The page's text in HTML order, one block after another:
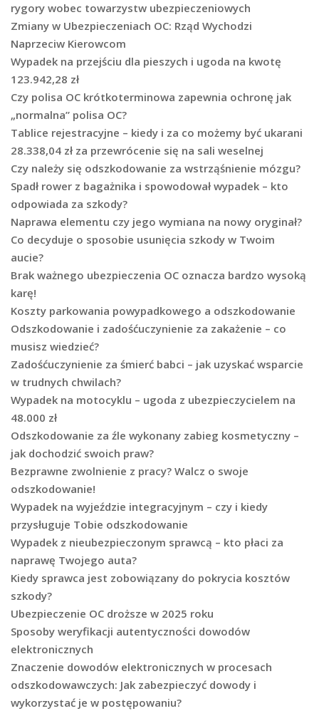
rygory wobec towarzystw ubezpieczeniowych
Zmiany w Ubezpieczeniach OC: Rząd Wychodzi
Naprzeciw Kierowcom
Wypadek na przejściu dla pieszych i ugoda na kwotę
123.942,28 zł
Czy polisa OC krótkoterminowa zapewnia ochronę jak
„normalna” polisa OC?
Tablice rejestracyjne – kiedy i za co możemy być ukarani
28.338,04 zł za przewrócenie się na sali weselnej
Czy należy się odszkodowanie za wstrząśnienie mózgu?
Spadł rower z bagażnika i spowodował wypadek – kto
odpowiada za szkody?
Naprawa elementu czy jego wymiana na nowy oryginał?
Co decyduje o sposobie usunięcia szkody w Twoim
aucie?
Brak ważnego ubezpieczenia OC oznacza bardzo wysoką
karę!
Koszty parkowania powypadkowego a odszkodowanie
Odszkodowanie i zadośćuczynienie za zakażenie – co
musisz wiedzieć?
Zadośćuczynienie za śmierć babci – jak uzyskać wsparcie
w trudnych chwilach?
Wypadek na motocyklu – ugoda z ubezpieczycielem na
48.000 zł
Odszkodowanie za źle wykonany zabieg kosmetyczny –
jak dochodzić swoich praw?
Bezprawne zwolnienie z pracy? Walcz o swoje
odszkodowanie!
Wypadek na wyjeździe integracyjnym – czy i kiedy
przysługuje Tobie odszkodowanie
Wypadek z nieubezpieczonym sprawcą – kto płaci za
naprawę Twojego auta?
Kiedy sprawca jest zobowiązany do pokrycia kosztów
szkody?
Ubezpieczenie OC droższe w 2025 roku
Sposoby weryfikacji autentyczności dowodów
elektronicznych
Znaczenie dowodów elektronicznych w procesach
odszkodowawczych: Jak zabezpieczyć dowody i
wykorzystać je w postępowaniu?